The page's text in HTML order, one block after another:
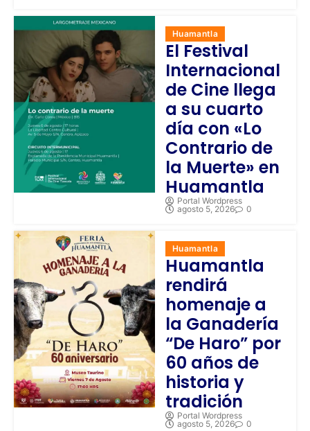
Huamantla
El Festival
Internacional
de Cine llega
a su cuarto
día con «Lo
Contrario de
la Muerte» en
Huamantla
Portal Wordpress
agosto 5, 2026
0
Huamantla
Huamantla
rendirá
homenaje a
la Ganadería
“De Haro” por
60 años de
historia y
tradición
Portal Wordpress
agosto 5, 2026
0